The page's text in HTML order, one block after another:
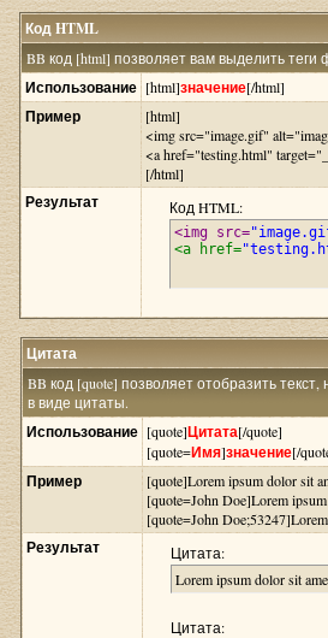
Код HTML
BB код [html] позволяет вам выделить
Использование [html]значение[/html]
Пример
[html]
<img src="image.gif"
<a href="testing.html"
[/html]
Результат Код HTML:
<img src=
<a href=
Цитата
BB код [quote] позволяет отобразить
в виде цитаты.
Использование [quote]Цитата[/quote]
[quote=Имя]значение[/
Пример
[quote]Lorem ipsum dolor sit
[quote=John Doe]Lorem
[quote=John
Результат
Цитата:
Lorem ipsum dolor sit
Цитата: